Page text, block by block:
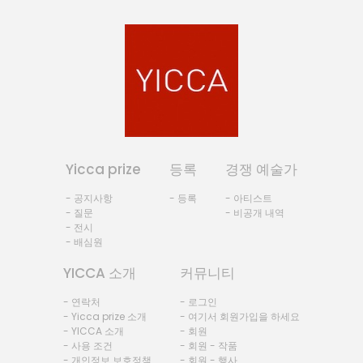
Yicca prize
- 공지사항
- 질문
- 전시
- 배심원
등록
- 등록
경쟁 예술가
- 아티스트
- 비공개 내역
YICCA 소개
- 연락처
- Yicca prize 소개
- YICCA 소개
- 사용 조건
- 개인정보 보호정책
커뮤니티
- 로그인
- 여기서 회원가입을 하세요
- 회원
- 회원 - 작품
- 회원 - 행사